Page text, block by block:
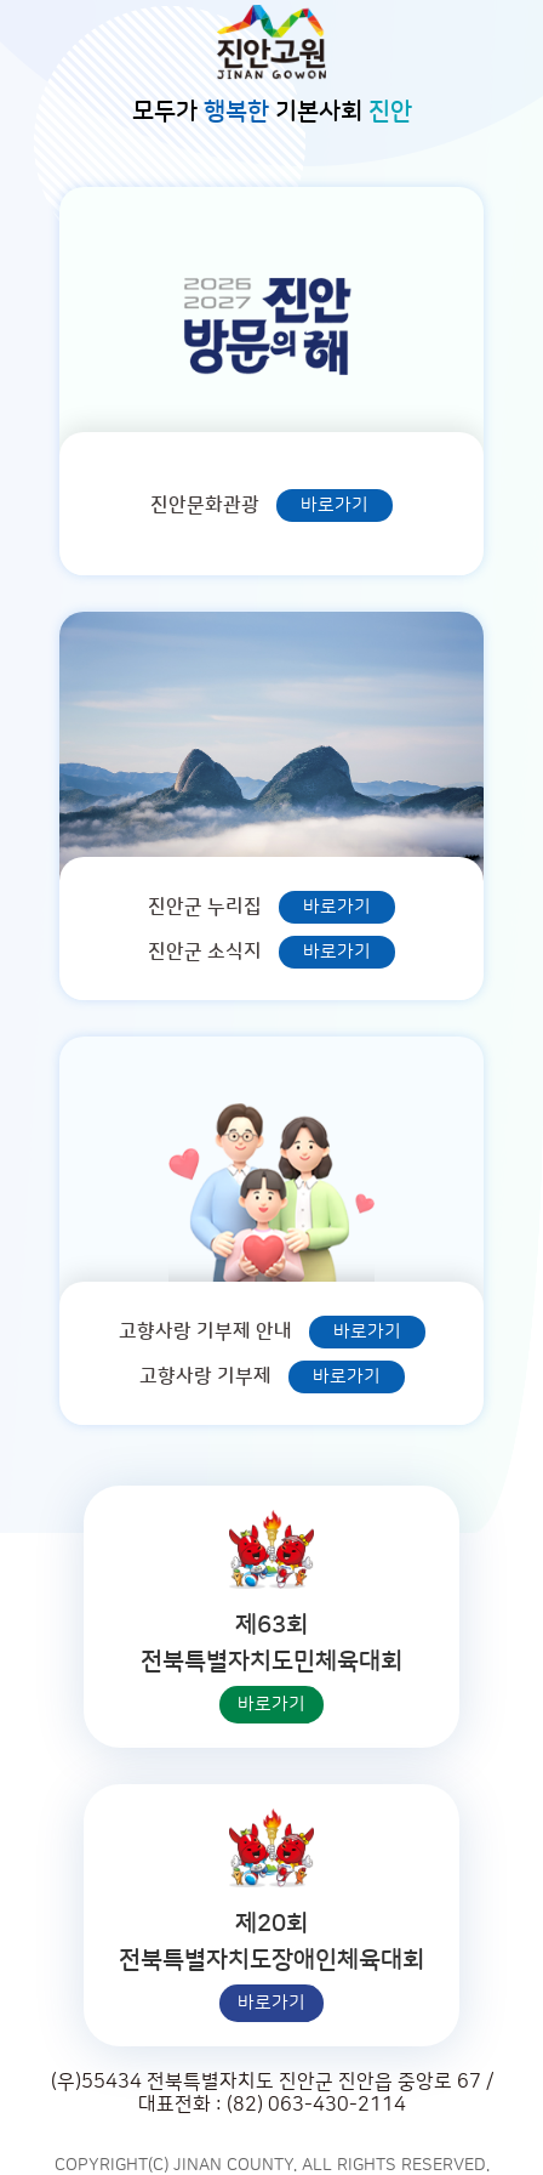
모두가 행복한기본사회 진안
진안문화관광 바로가기
진안군 누리집 바로가기
진안군 소식지 바로가기
고향사랑 기부제 안내 바로가기
고향사랑 기부제 바로가기
제63회
전북특별자치도민체육대회
바로가기
제20회
전북특별자치도장애인체육대회
바로가기
(우)55434 전북특별자치도 진안군 진안읍 중앙로 67 /
대표전화 : (82) 063-430-2114
COPYRIGHT(C) JINAN COUNTY. ALL RIGHTS RESERVED.